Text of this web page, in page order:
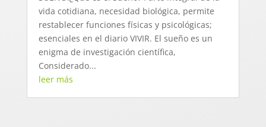
vida cotidiana, necesidad biológica, permite
restablecer funciones físicas y psicológicas;
esenciales en el diario VIVIR. El sueño es un
enigma de investigación científica,
Considerado...
leer más